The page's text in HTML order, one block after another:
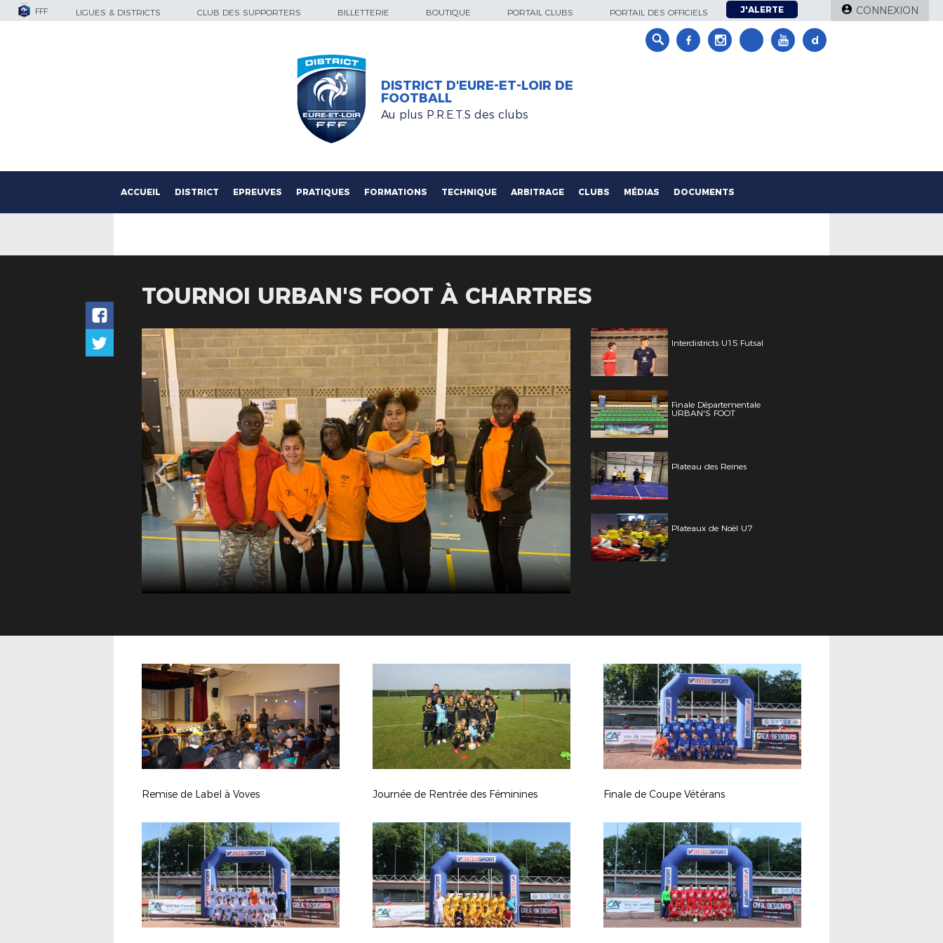
FFF LIGUES & DISTRICTS CLUB DES SUPPORTERS BILLETTERIE BOUTIQUE PORTAIL CLUBS PORTAIL DES OFFICIELS J'ALERTE CONNEXION
DISTRICT D'EURE-ET-LOIR DE
FOOTBALL
Au plus P.R.E.T.S des clubs
ACCUEIL DISTRICT EPREUVES PRATIQUES FORMATIONS TECHNIQUE ARBITRAGE CLUBS MÉDIAS DOCUMENTS
TOURNOI URBAN'S FOOT À CHARTRES
Interdistricts U15 Futsal
Finale Départementale
URBAN'S FOOT
Plateau des Reines
Plateaux de Noël U7
Remise de Label à Voves Journée de Rentrée des Féminines Finale de Coupe Vétérans